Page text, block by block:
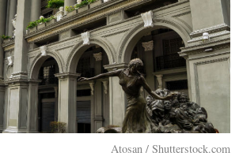
Atosan / Shutterstock.com